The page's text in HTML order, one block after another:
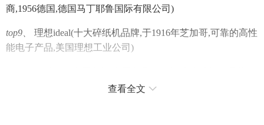
商,1956德国,德国马丁耶鲁国际有限公司)
top9、
理想ideal(十大碎纸机品牌,于1916年芝加哥,可靠的高性
能电子产品,美国理想工业公司)
查看全文